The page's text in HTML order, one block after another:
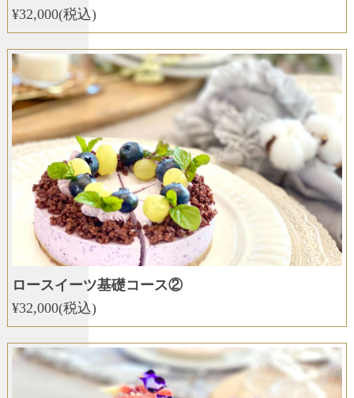
¥32,000(税込)
ロースイーツ基礎コース②
¥32,000(税込)